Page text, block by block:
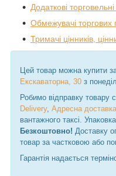
Додаткові
Обмежувачі торгових
Тримачі цінників,
Цей товар можна купити
Екскаваторна, 30 з
Робимо відправку товару
Delivery, Адресна
вантажного таксі.
Безкоштовно! Доставку
товар за частковою або
Гарантія надається